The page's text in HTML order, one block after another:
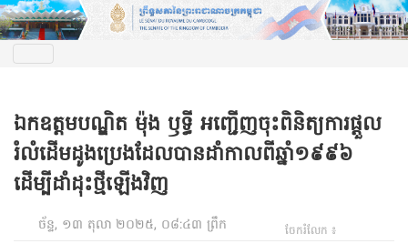
ឯកឧត្តមបណ្ឌិត ម៉ុង ឫទ្ធី អញ្ជើញចុះពិនិត្យការផ្តួល
រំលំដើមដូងប្រេងដែលបានដាំកាលពីឆ្នាំ១៩៩៦
ដើម្បីដាំដុះថ្មីឡើងវិញ
ច័ន្ទ, ១៣ តុលា ២០២៥, ០៨:៤៣ ព្រឹក ចែករំលែក ៖